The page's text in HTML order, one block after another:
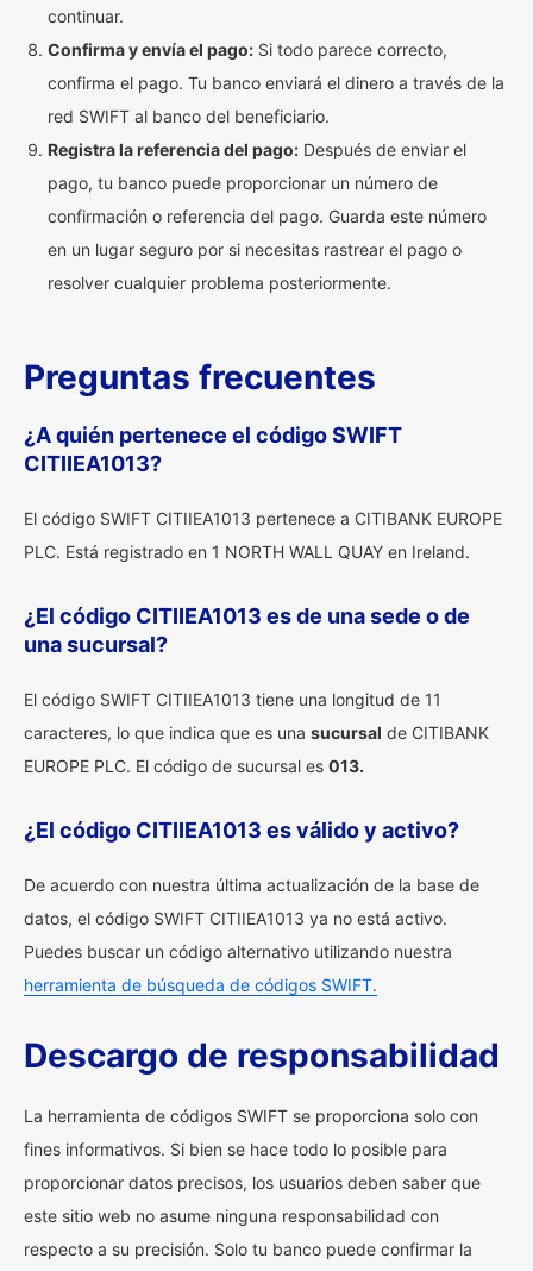
continuar.
Confirma y envía el pago: Si todo parece correcto,
confirma el pago. Tu banco enviará el dinero a través de la
red SWIFT al banco del beneficiario.
Registra la referencia del pago: Después de enviar el
pago, tu banco puede proporcionar un número de
confirmación o referencia del pago. Guarda este número
en un lugar seguro por si necesitas rastrear el pago o
resolver cualquier problema posteriormente.
Preguntas frecuentes
¿A quién pertenece el código SWIFT
CITIIEA1013?
El código SWIFT CITIIEA1013 pertenece a CITIBANK EUROPE
PLC. Está registrado en 1 NORTH WALL QUAY en Ireland.
¿El código CITIIEA1013 es de una sede o de
una sucursal?
El código SWIFT CITIIEA1013 tiene una longitud de 11
caracteres, lo que indica que es una sucursal de CITIBANK
EUROPE PLC. El código de sucursal es 013.
¿El código CITIIEA1013 es válido y activo?
De acuerdo con nuestra última actualización de la base de
datos, el código SWIFT CITIIEA1013 ya no está activo.
Puedes buscar un código alternativo utilizando nuestra
herramienta de búsqueda de códigos SWIFT.
Descargo de responsabilidad
La herramienta de códigos SWIFT se proporciona solo con
fines informativos. Si bien se hace todo lo posible para
proporcionar datos precisos, los usuarios deben saber que
este sitio web no asume ninguna responsabilidad con
respecto a su precisión. Solo tu banco puede confirmar la